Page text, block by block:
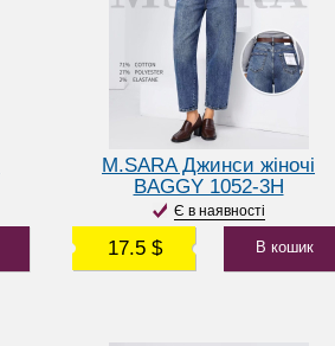
M.SARA Джинси жіночі
BAGGY 1052-3H
Є в наявності
17.5 $ В кошик